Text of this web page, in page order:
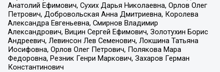
Анатолий Ефимович, Сухих Дарья Николаевна, Орлов Олег
Петрович, Добровольская Анна Дмитриевна, Королева
Александра Евгеньевна, Смирнов Владимир
Александрович, Вицин Сергей Ефимович, Золотухин Борис
Андреевич, Левинсон Лев Семенович, Локшина Татьяна
Иосифовна, Орлов Олег Петрович, Полякова Мара
Федоровна, Резник Генри Маркович, Захаров Герман
Константинович